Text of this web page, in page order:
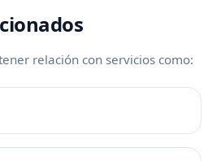
relación con servicios como: